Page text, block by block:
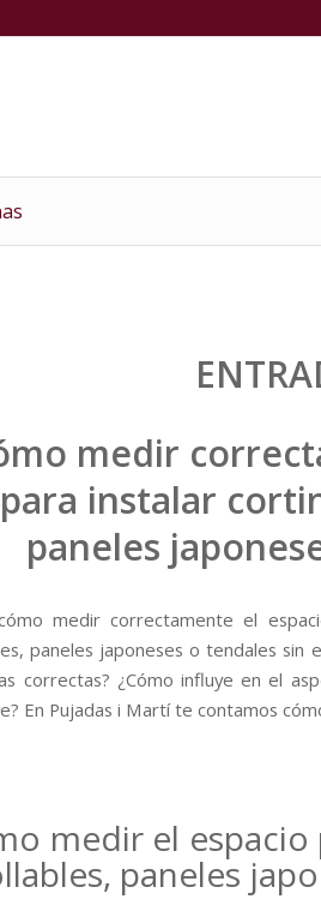
medir
para instalar
paneles
medir correctamente el
paneles japoneses o tendales sin
correctas? ¿Cómo influye en el
En Pujadas i Martí te contamos
medir el
paneles